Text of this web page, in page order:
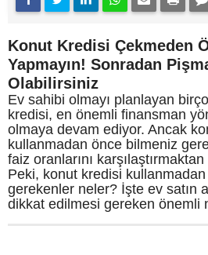
Konut Kredisi Çekmeden
Yapmayın! Sonradan
Olabilirsiniz
Ev sahibi olmayı planlayan
kredisi, en önemli finansman
olmaya devam ediyor. Ancak
kullanmadan önce bilmeniz
faiz oranlarını
Peki, konut kredisi
gerekenler neler? İşte ev satın
dikkat edilmesi gereken önemli